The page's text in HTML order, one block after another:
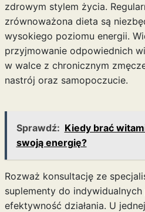
zdrowym stylem życia.
zrównoważona dieta są
wysokiego poziomu energii.
przyjmowanie odpowiednich
w walce z chronicznym
nastrój oraz samopoczucie.
Sprawdź: Kiedy brać
swoją energię?
Rozważ konsultację ze
suplementy do
efektywność działania. U